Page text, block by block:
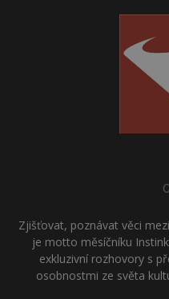
Zjišťovat, poznávat věci
je motto měsíčníku
exkluzivní rozhovory s
osobnostmi ze světa